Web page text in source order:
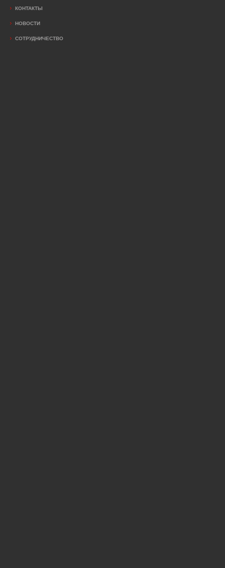
КОНТАКТЫ
НОВОСТИ
СОТРУДНИЧЕСТВО